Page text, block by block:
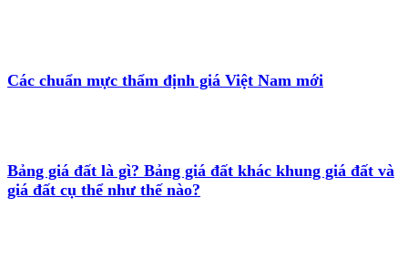
Các chuẩn mực thẩm định giá Việt Nam mới
Bảng giá đất là gì? Bảng giá đất khác khung giá đất và
giá đất cụ thể như thế nào?